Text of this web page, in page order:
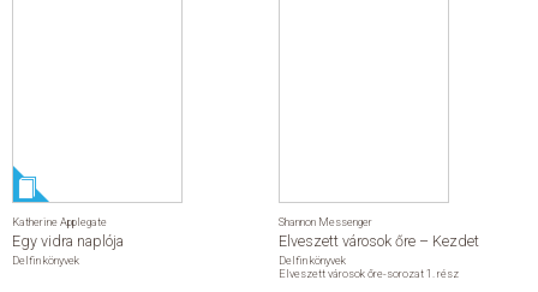
Katherine Applegate
Egy vidra naplója
Delfin könyvek
Shannon Messenger
Elveszett városok őre – Kezdet
Delfin könyvek
Elveszett városok őre-sorozat 1. rész